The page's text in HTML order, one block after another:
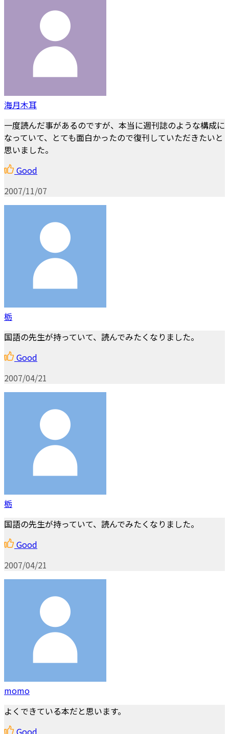
海月木耳
一度読んだ事があるのですが、本当に週刊誌のような構成に
なっていて、とても面白かったので復刊していただきたいと
思いました。
Good
2007/11/07
栃
国語の先生が持っていて、読んでみたくなりました。
Good
2007/04/21
栃
国語の先生が持っていて、読んでみたくなりました。
Good
2007/04/21
momo
よくできている本だと思います。
Good